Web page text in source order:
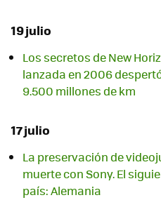
19 julio
Los secretos de New
lanzada en 2006
9.500 millones de km
17 julio
La preservación de
muerte con Sony. El
país: Alemania